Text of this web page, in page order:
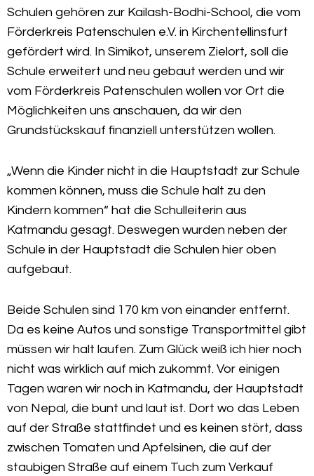
Schulen gehören zur Kailash-Bodhi-School, die vom
Förderkreis Patenschulen e.V. in Kirchentellinsfurt
gefördert wird. In Simikot, unserem Zielort, soll die
Schule erweitert und neu gebaut werden und wir
vom Förderkreis Patenschulen wollen vor Ort die
Möglichkeiten uns anschauen, da wir den
Grundstückskauf finanziell unterstützen wollen.
„Wenn die Kinder nicht in die Hauptstadt zur Schule
kommen können, muss die Schule halt zu den
Kindern kommen“ hat die Schulleiterin aus
Katmandu gesagt. Deswegen wurden neben der
Schule in der Hauptstadt die Schulen hier oben
aufgebaut.
Beide Schulen sind 170 km von einander entfernt.
Da es keine Autos und sonstige Transportmittel gibt
müssen wir halt laufen. Zum Glück weiß ich hier noch
nicht was wirklich auf mich zukommt. Vor einigen
Tagen waren wir noch in Katmandu, der Hauptstadt
von Nepal, die bunt und laut ist. Dort wo das Leben
auf der Straße stattfindet und es keinen stört, dass
zwischen Tomaten und Apfelsinen, die auf der
staubigen Straße auf einem Tuch zum Verkauf